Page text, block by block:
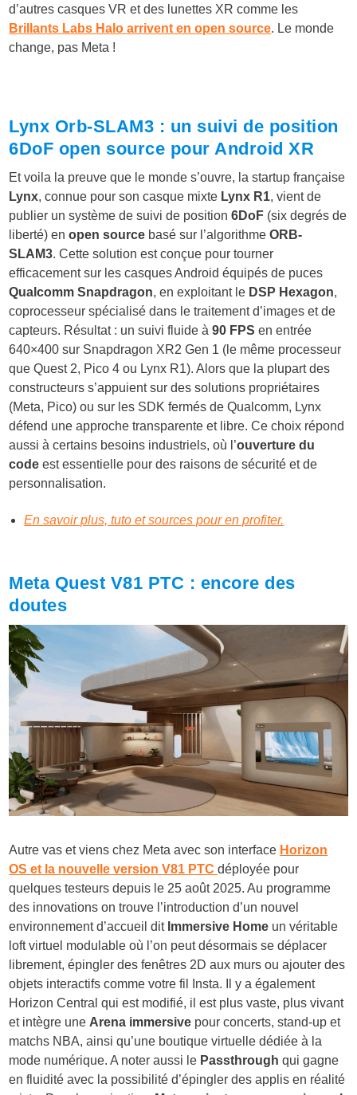
d’autres casques VR et des lunettes XR comme les
Brillants Labs Halo arrivent en open source. Le monde
change, pas Meta !
Lynx Orb-SLAM3 : un suivi de position
6DoF open source pour Android XR
Et voila la preuve que le monde s’ouvre, la startup française
Lynx, connue pour son casque mixte Lynx R1, vient de
publier un système de suivi de position6DoF (six degrés de
liberté) enopen source basé sur l’algorithmeORB-
SLAM3. Cette solution est conçue pour tourner
efficacement sur les casques Android équipés de puces
Qualcomm Snapdragon, en exploitant le DSP Hexagon,
coprocesseur spécialisé dans le traitement d’images et de
capteurs. Résultat : un suivi fluide à90 FPS en entrée
640×400 sur Snapdragon XR2 Gen 1 (le même processeur
que Quest 2, Pico 4 ou Lynx R1). Alors que la plupart des
constructeurs s’appuient sur des solutions propriétaires
(Meta, Pico) ou sur les SDK fermés de Qualcomm, Lynx
défend une approche transparente et libre. Ce choix répond
aussi à certains besoins industriels, où l’ouverture du
code est essentielle pour des raisons de sécurité et de
personnalisation.
En savoir plus, tuto et sources pour en profiter.
Meta Quest V81 PTC : encore des
doutes
Autre vas et viens chez Meta avec son interface Horizon
OS et la nouvelle version V81 PTC déployée pour
quelques testeurs depuis le 25 août 2025. Au programme
des innovations on trouve l’introduction d’un nouvel
environnement d’accueil dit Immersive Home un véritable
loft virtuel modulable où l’on peut désormais se déplacer
librement, épingler des fenêtres 2D aux murs ou ajouter des
objets interactifs comme votre fil Insta. Il y a également
Horizon Central qui est modifié, il est plus vaste, plus vivant
et intègre une Arena immersive pour concerts, stand-up et
matchs NBA, ainsi qu’une boutique virtuelle dédiée à la
mode numérique. A noter aussi le Passthrough qui gagne
en fluidité avec la possibilité d’épingler des applis en réalité